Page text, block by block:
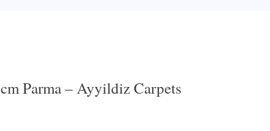
Parma – Ayyildiz Carpets